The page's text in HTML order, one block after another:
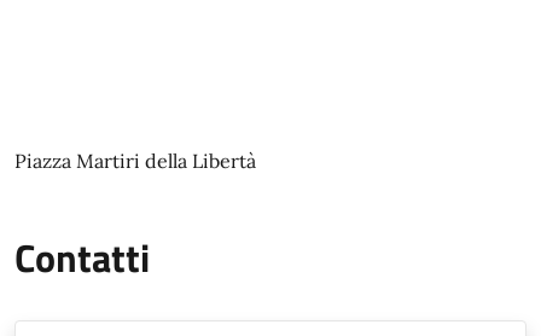
Piazza Martiri della Libertà
Contatti